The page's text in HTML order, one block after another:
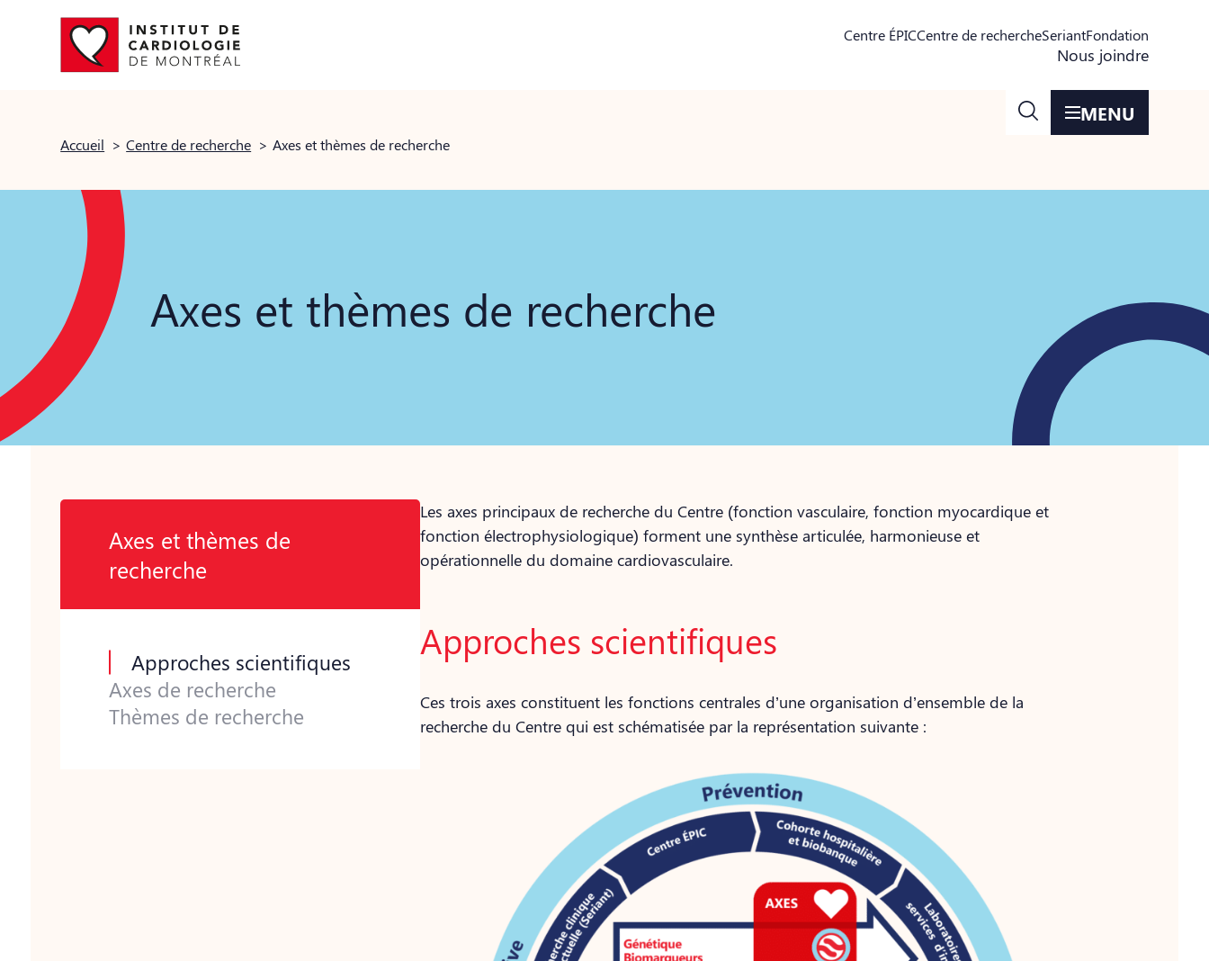
Centre ÉPICCentre de rechercheSeriantFondation
Nous joindre
MENU
Accueil > Centre de recherche > Axes et thèmes de recherche
Axes et thèmes de recherche
Axes et thèmes de
recherche
Approches scientifiques
Axes de recherche
Thèmes de recherche
Les axes principaux de recherche du Centre (fonction vasculaire, fonction myocardique et
fonction électrophysiologique) forment une synthèse articulée, harmonieuse et
opérationnelle du domaine cardiovasculaire.
Approches scientifiques
Ces trois axes constituent les fonctions centrales d’une organisation d’ensemble de la
recherche du Centre qui est schématisée par la représentation suivante :